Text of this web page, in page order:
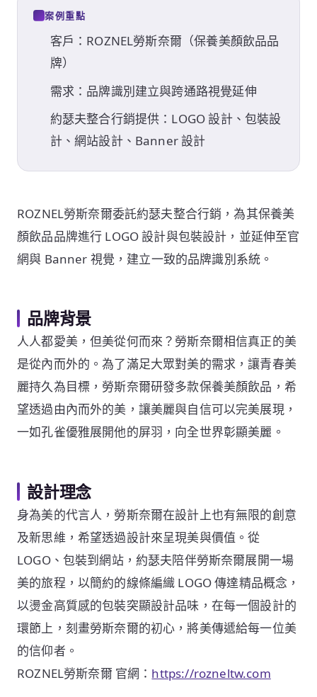
案例重點
客戶：ROZNEL勞斯奈爾（保養美顏飲品品
牌）
需求：品牌識別建立與跨通路視覺延伸
約瑟夫整合行銷提供：LOGO 設計、包裝設
計、網站設計、Banner 設計
ROZNEL勞斯奈爾委託約瑟夫整合行銷，為其保養美
顏飲品品牌進行 LOGO 設計與包裝設計，並延伸至官
網與 Banner 視覺，建立一致的品牌識別系統。
品牌背景
人人都愛美，但美從何而來？勞斯奈爾相信真正的美
是從內而外的。為了滿足大眾對美的需求，讓青春美
麗持久為目標，勞斯奈爾研發多款保養美顏飲品，希
望透過由內而外的美，讓美麗與自信可以完美展現，
一如孔雀優雅展開他的屏羽，向全世界彰顯美麗。
設計理念
身為美的代言人，勞斯奈爾在設計上也有無限的創意
及新思維，希望透過設計來呈現美與價值。從
LOGO、包裝到網站，約瑟夫陪伴勞斯奈爾展開一場
美的旅程，以簡約的線條編織 LOGO 傳達精品概念，
以燙金高質感的包裝突顯設計品味，在每一個設計的
環節上，刻畫勞斯奈爾的初心，將美傳遞給每一位美
的信仰者。
ROZNEL勞斯奈爾 官網： https://rozneltw.com